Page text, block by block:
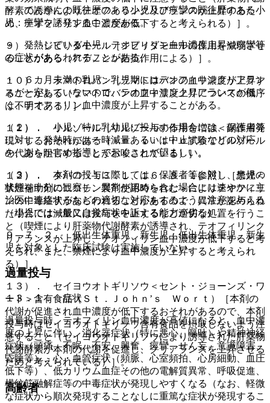
・ てんかんの既往歴のある小児及び痙攣の既往歴のある小
児：痙攣を誘発することがある。
・ 発熱している小児：テオフィリン血中濃度上昇や痙攣等
の症状があらわれることがある。
・ ６カ月未満の乳児：乳児期にはテオフィリンクリアラン
スが一定していないので、テオフィリンクリアランスが低
く、テオフィリン血中濃度が上昇することがある。
（２）． 小児、特に乳幼児に投与する場合には、保護者等
に対し、発熱時には一時減量あるいは中止するなどの対応
を、あらかじめ指導しておくことが望ましい。
（３）． 本剤の投与に際しては、保護者等に対し、患児の
状態を十分に観察し、異常が認められた場合には速やかに主
治医に連絡するなどの適切な対応をするように注意を与える
（小児では一般に自覚症状を訴える能力が劣る）。
９．７．２． 低出生体重児、新生児：低出生体重児、新生
児を対象とした臨床試験は実施していない。
過量投与
１３．１． 症状
過量投与時、テオフィリン血中濃度が高値になると、血中濃
度の上昇に伴い、消化器症状（特に悪心、嘔吐）や精神神経
症状（頭痛、不眠、不安、興奮、痙攣、せん妄、意識障害、
昏睡等）、心・血管症状（頻脈、心室頻拍、心房細動、血圧
低下等）、低カリウム血症その他の電解質異常、呼吸促進、
横紋筋融解症等の中毒症状が発現しやすくなる（なお、軽微
な症状から順次発現することなしに重篤な症状が発現するこ
酵素の誘導によりテオフィリンクリアランスが上昇するた
め、テオフィリン血中濃度が低下すると考えられる）］。
９）． ジピリダモール［ジピリダモールの作用を減弱させ
ることがある（アデノシン拮抗作用による）］。
１０）． ラマトロバン［ラマトロバンの血中濃度が上昇す
ることがある（ラマトロバンの血中濃度上昇についての機序
は不明である）］。
１１）． リルゾール［リルゾールの作用を増強＜副作用発
現＞するおそれがある（ｉｎ ｖｉｔｒｏ試験でリルゾール
の代謝を阻害することが示唆されている）］。
１２）． タバコ〔１３．１、１６．８．１参照〕［禁煙＜
禁煙補助剤のニコチン製剤使用時を含む＞によりテオフィリ
ンの中毒症状があらわれることがあるので、異常が認められ
た場合には減量又は投与を中止するなど適切な処置を行うこ
と（喫煙により肝薬物代謝酵素が誘導され、テオフィリンク
リアランスが上昇し、テオフィリン血中濃度が低下すると考
えられ、また、禁煙により血中濃度が上昇すると考えられ
る）］。
１３）． セイヨウオトギリソウ＜セント・ジョーンズ・ワ
ート＞含有食品（Ｓｔ．Ｊｏｈｎ’ｓ Ｗｏｒｔ）［本剤の
代謝が促進され血中濃度が低下するおそれがあるので、本剤
投与時はセイヨウオトギリソウ含有食品を摂取しないよう注
意すること（セイヨウオトギリソウにより誘導された肝薬物
代謝酵素が本剤の代謝を促進し、クリアランスを上昇させる
ためと考えられている）］。
高齢者